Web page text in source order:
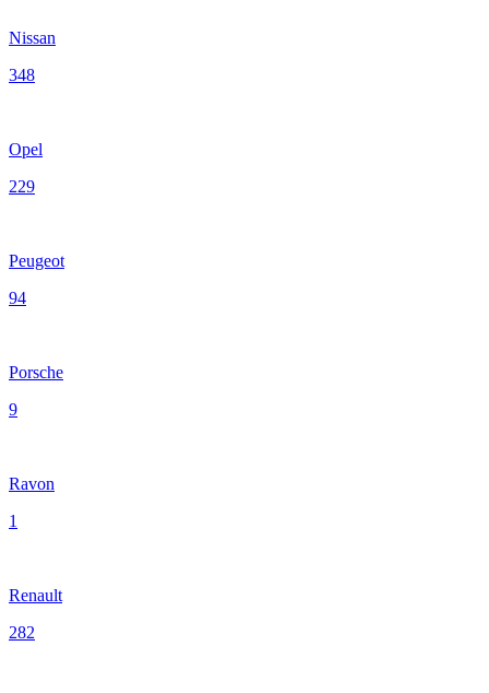
Nissan
348
Opel
229
Peugeot
94
Porsche
9
Ravon
1
Renault
282